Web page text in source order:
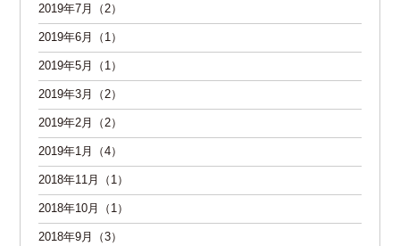
2019年7月（2）
2019年6月（1）
2019年5月（1）
2019年3月（2）
2019年2月（2）
2019年1月（4）
2018年11月（1）
2018年10月（1）
2018年9月（3）